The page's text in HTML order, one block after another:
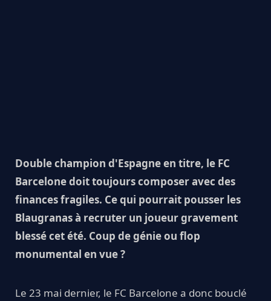
Double champion d'Espagne en titre, le FC
Barcelone doit toujours composer avec des
finances fragiles. Ce qui pourrait pousser les
Blaugranas à recruter un joueur gravement
blessé cet été. Coup de génie ou flop
monumental en vue ?
Le 23 mai dernier, le FC Barcelone a donc bouclé